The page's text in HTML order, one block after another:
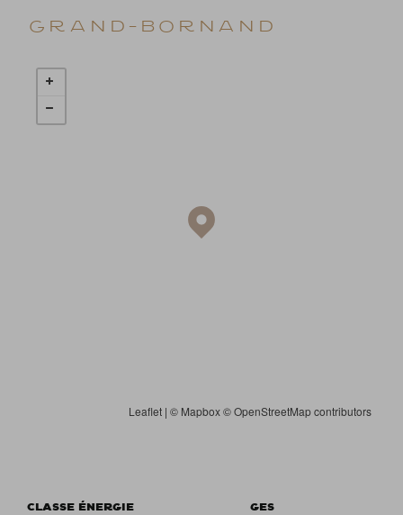
Grand-Bornand
Leaflet | © Mapbox©OpenStreetMap contributors
CLASSE ÉNERGIE GES